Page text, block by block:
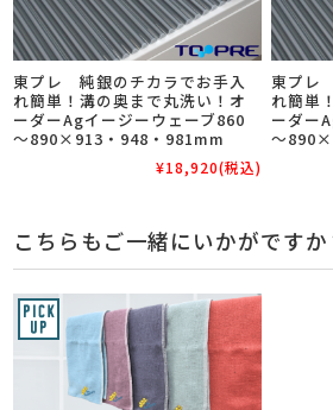
東プレ 純銀のチカラでお手入
れ簡単！溝の奥まで丸洗い！オ
ーダーAgイージーウェーブ860
～890×913・948・981mm
¥18,920(税込)
東プレ
れ簡単
ーダー
～
こちらもご一緒にいかがですか